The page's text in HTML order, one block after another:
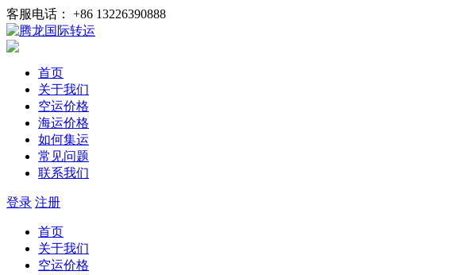
客服电话： +86 13226390888
首页
关于我们
空运价格
海运价格
如何集运
常见问题
联系我们
登录 注册
首页
关于我们
空运价格